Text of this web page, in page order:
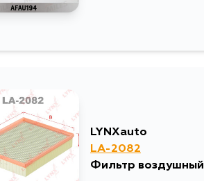
LYNXauto
LA-2082
Фильтр воздушный